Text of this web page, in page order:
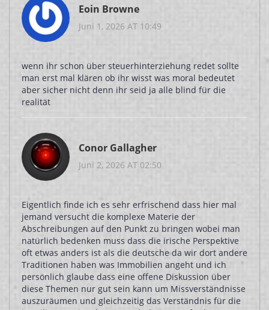
Eoin Browne
Juni 1, 2026 AT 10:49
wenn ihr schon über steuerhinterziehung redet sollte
man erst mal klären ob ihr wisst was moral bedeutet
aber sicher nicht denn ihr seid ja alle blind für die
realität
Conor Gallagher
Juni 2, 2026 AT 02:50
Eigentlich finde ich es sehr erfrischend dass hier mal
jemand versucht die komplexe Materie der
Abschreibungen auf den Punkt zu bringen wobei man
natürlich bedenken muss dass die irische Perspektive
oft etwas anders ist als die deutsche da wir dort andere
Traditionen haben was Immobilien angeht und ich
persönlich glaube dass eine offene Diskussion über
diese Themen nur gut sein kann um Missverständnisse
auszuräumen und gleichzeitig das Verständnis für die